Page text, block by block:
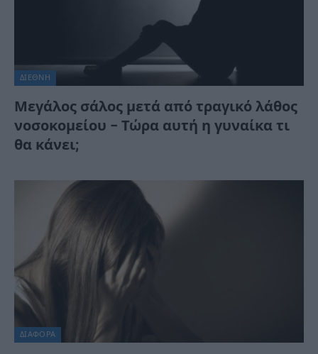
ΔΙΕΘΝΉ
Μεγάλος σάλος μετά από τραγικό λάθος
νοσοκομείου – Τώρα αυτή η γυναίκα τι
θα κάνει;
ΔΙΆΦΟΡΑ